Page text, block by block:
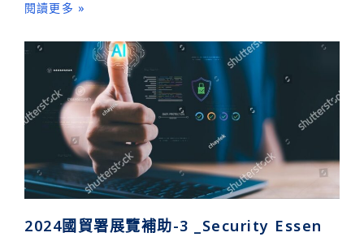
閱讀更多 »
2024國貿署展覽補助-3 _Security Essen